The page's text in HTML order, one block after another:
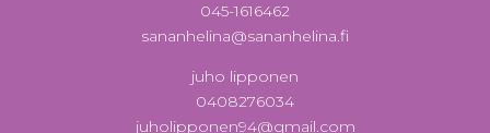
045-1616462
sananhelina@sananhelina.fi
juho lipponen
0408276034
juholipponen94@gmail.com